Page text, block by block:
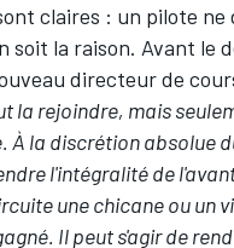
claires : un pilote
soit la raison. Avant le
directeur de
la rejoindre, mais
À la discrétion absolue
l'intégralité de
une chicane ou un
Il peut s'agir de